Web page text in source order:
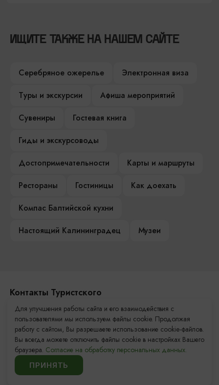
ИЩИТЕ ТАКЖЕ НА НАШЕМ САЙТЕ
Серебряное ожерелье
Электронная виза
Туры и экскурсии
Афиша мероприятий
Сувениры
Гостевая книга
Гиды и экскурсоводы
Достопримечательности
Карты и маршруты
Рестораны
Гостиницы
Как доехать
Компас Балтийской кухни
Настоящий Калининградец
Музеи
Контакты Туристского
информационного центра
+7 (4012) 555-200
8 (800) 200-55-39
info@visit-kaliningrad.ru
Для улучшения работы сайта и его взаимодействия с
пользователями мы используем файлы cookie. Продолжая
работу с сайтом, Вы разрешаете использование cookie-файлов.
Вы всегда можете отключить файлы cookie в настройках Вашего
браузера. Согласие на обработку персональных данных.
ПРИНЯТЬ